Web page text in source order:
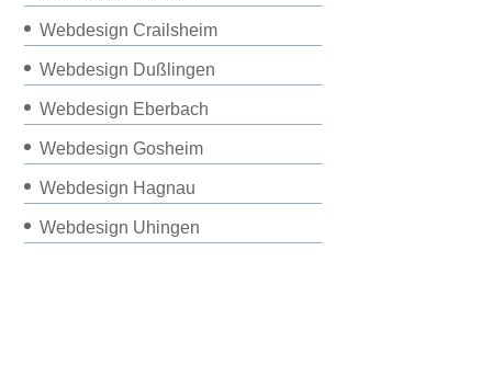
Webdesign Crailsheim
Webdesign Dußlingen
Webdesign Eberbach
Webdesign Gosheim
Webdesign Hagnau
Webdesign Uhingen